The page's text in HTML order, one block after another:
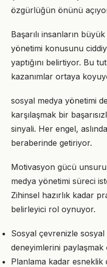
özgürlüğün önünü
Başarılı insanların
yönetimi konusunu
yaptığını belirtiyor. Bu
kazanımlar ortaya
sosyal medya yönetimi
karşılaşmak bir
sinyali. Her engel,
beraberinde getiriyor.
Motivasyon gücü
medya yönetimi süreci
Zihinsel hazırlık kadar
belirleyici rol oynuyor.
Sosyal çevrenizle
deneyimlerini
Planlama kadar esneklik